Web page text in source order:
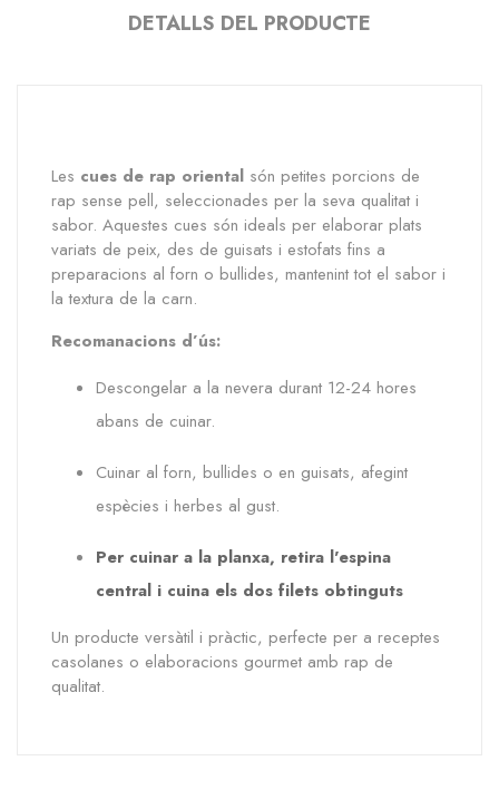
DETALLS DEL PRODUCTE
Les cues de rap oriental són petites porcions de
rap sense pell, seleccionades per la seva qualitat i
sabor. Aquestes cues són ideals per elaborar plats
variats de peix, des de guisats i estofats fins a
preparacions al forn o bullides, mantenint tot el sabor i
la textura de la carn.
Recomanacions d’ús:
Descongelar a la nevera durant 12-24 hores
abans de cuinar.
Cuinar al forn, bullides o en guisats, afegint
espècies i herbes al gust.
Per cuinar a la planxa, retira l'espina
central i cuina els dos filets obtinguts
Un producte versàtil i pràctic, perfecte per a receptes
casolanes o elaboracions gourmet amb rap de
qualitat.